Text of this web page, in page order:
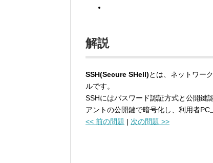
解説
SSH(Secure SHell)とは、ネットワー
ルです。
SSHにはパスワード認証方式と公開鍵
アントの公開鍵で暗号化し、利用者PC
<< 前の問題 | 次の問題 >>